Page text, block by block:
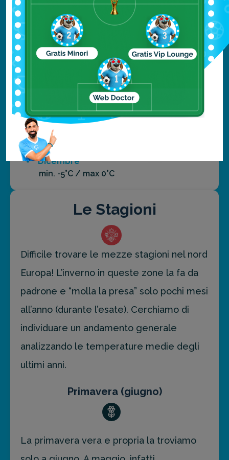
Agosto
min. 12°C / max 20°C
Settembre
min. 7°C / max 15°C
min. 3°C / max 9°C
Novembre
min. -1°C / max 3°C
Dicembre
min. -5°C / max 0°C
Le Stagioni
Difficile trovare le mezze stagioni nel nord
Europa! L’inverno in queste zone la fa da
padrone e “molla la presa” solo pochi mesi
all’anno (durante l’esate). Cerchiamo di
individuare un andamento generale
analizzando le temperature medie degli
ultimi anni.
Primavera (giugno)
La primavera vera e propria la troviamo